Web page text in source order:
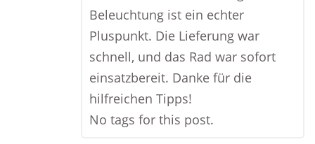
Beleuchtung ist ein echter
Pluspunkt. Die Lieferung war
schnell, und das Rad war sofort
einsatzbereit. Danke für die
hilfreichen Tipps!
No tags for this post.